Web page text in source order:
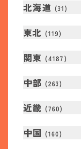
北海道 (31 )
東北 (119)
関東 (4187 )
中部 (263)
近畿 (760)
中国 (160)